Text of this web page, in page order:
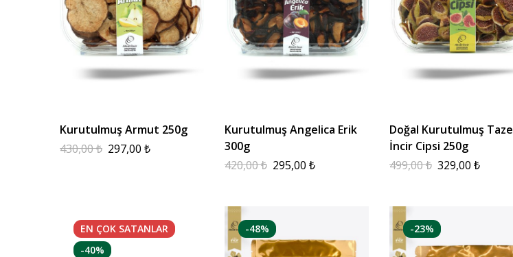
Kurutulmuş Armut 250g
430,00₺ 297,00 ₺
Kurutulmuş Angelica Erik
300g
420,00₺ 295,00 ₺
Doğal Kurutulmuş Taze
İncir Cipsi 250g
499,00₺ 329,00 ₺
EN ÇOK SATANLAR
-40%
-48% -23%